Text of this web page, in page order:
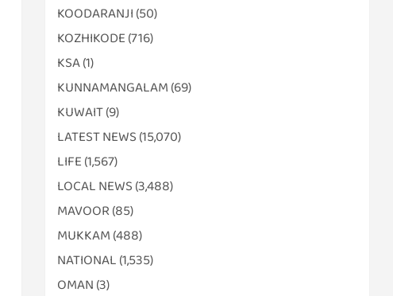
KOODARANJI (50)
KOZHIKODE (716)
KSA(1)
KUNNAMANGALAM (69)
KUWAIT(9)
LATEST NEWS (15,070)
LIFE (1,567)
LOCAL NEWS (3,488)
MAVOOR (85)
MUKKAM (488)
NATIONAL (1,535)
OMAN (3)